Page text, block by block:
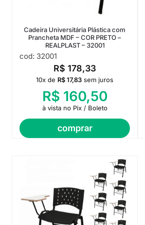
Cadeira Universitária Plástica com
Prancheta MDF – COR PRETO –
REALPLAST – 32001
cod: 32001
R$ 178,33
comprar
10x de R$17,83 sem juros
R$ 160,50
à vista no Pix / Boleto